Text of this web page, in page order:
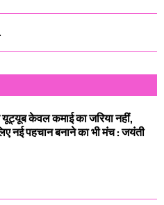
यूट्यूब केवल कमाई का जरिया नहीं,
नई पहचान बनाने का भी मंच : जयंती